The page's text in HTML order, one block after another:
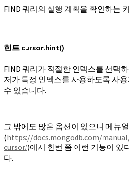
FIND 쿼리의 실행 계획을 확인하는
힌트 cursor.hint()
FIND 쿼리가 적절한 인덱스를 선택
저가 특정 인덱스를 사용하도록 사
수 있습니다.
그 밖에도 많은 옵션이 있으니 메뉴얼
(https://docs.mongodb.com/
cursor/)에서 한번 쯤 이런 기능이 있
다.